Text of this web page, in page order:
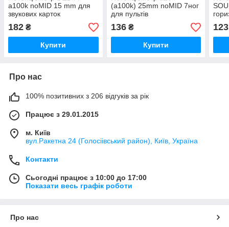
a100k noMID 15 mm для
звукових карток
182 ₴
Купити
(a100k) 25mm noMID 7ног
для пультів
136₴
Купити
mm
HiVi
123
Про нас
100% позитивних з 206 відгуків за рік
Працює з 29.01.2015
м. Київ
вул.Ракетна 24 (Голосіівський район), Київ, Україна
Контакти
Сьогодні працює з 10:00 до 17:00
Показати весь графік роботи
Про нас